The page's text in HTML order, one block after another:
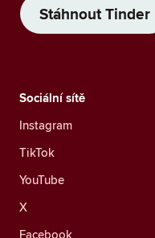
Stáhnout Tinder
Sociální sítě
Instagram
TikTok
YouTube
X
Facebook